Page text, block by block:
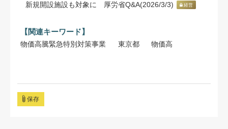
新規開設施設も対象に 厚労省Q&A(2026/3/3)
経営
【関連キーワード】
物価高騰緊急特別対策事業 東京都 物価高
保存